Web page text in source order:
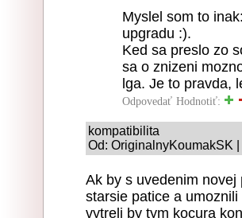
Myslel som to
upgradu :).
Ked sa preslo zo
sa o znizeni
lga. Je to pravda,
Odpovedať Hodnotiť:
kompatibilita
Od: OriginalnyKoumakSK
Ak by s uvedenim
starsie patice a
vytreli by tym kocura